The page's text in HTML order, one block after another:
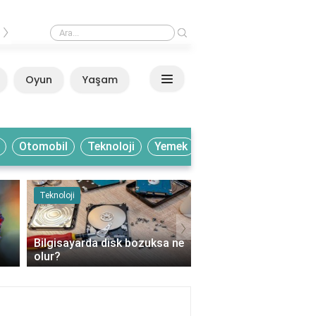
Ayaklarım yatağın içinde neden buz gibi olur?
›
Oyun Yaşam
Otomobil Teknoloji Yemek
Teknoloji
Bilgisayarda disk bozuksa ne
olur?
›